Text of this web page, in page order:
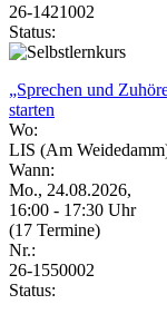
26-1421002
Status:
„Sprechen und
starten
Wo:
LIS (Am
Wann:
Mo., 24.08.2026,
16:00 - 17:30 Uhr
(17 Termine)
Nr.:
26-1550002
Status: